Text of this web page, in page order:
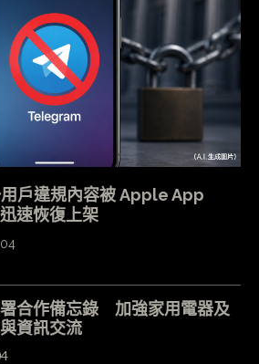
戶違規內容被 Apple App
速恢復上架
合作備忘錄 加強家用電器及
資訊交流